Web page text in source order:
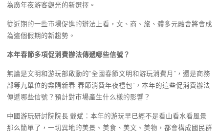
為廣年夜游客觀光的新選擇。
從近期的一些市場促進的辦法上看，文、商、旅、體多元融會將會成
為這個假期的新趨勢。
本年春節多項促消費辦法傳遞哪些信號？
無論是文明和游玩部啟動的“全國春節文明和游玩消費月”，還是商務
部等九單位的樂購新春“春節消費年夜禮包”，本年的這些促消費辦法
傳遞哪些信號？預計對市場產生什么樣的影響？
中國游玩研討院院長 戴斌：本年的游玩早已經不是看山看水看風景
那么簡單了，一切異地的美景、美食、美文、美物，都會構成國民群